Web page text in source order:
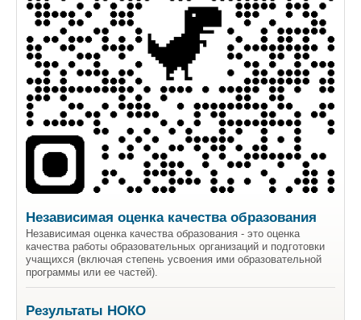
Независимая оценка качества образования
Независимая оценка качества образования - это оценка
качества работы образовательных организаций и подготовки
учащихся (включая степень усвоения ими образовательной
программы или ее частей).
Результаты НОКО